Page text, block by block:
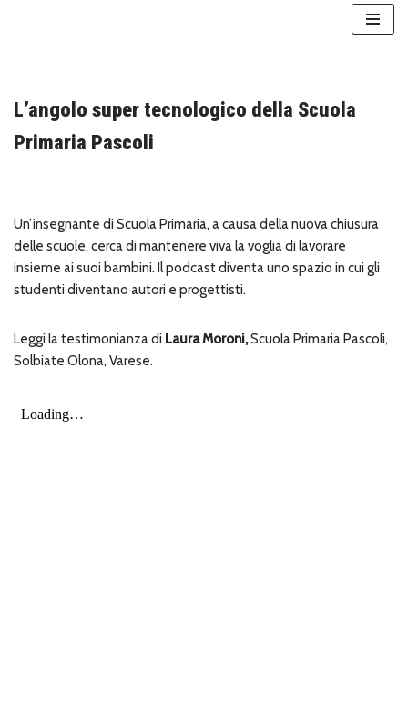
L’angolo super tecnologico della Scuola
Primaria Pascoli
Un’insegnante di Scuola Primaria, a causa della nuova chiusura
delle scuole, cerca di mantenere viva la voglia di lavorare
insieme ai suoi bambini. Il podcast diventa uno spazio in cui gli
studenti diventano autori e progettisti.
Leggi la testimonianza di Laura Moroni,Scuola Primaria Pascoli,
Solbiate Olona, Varese.